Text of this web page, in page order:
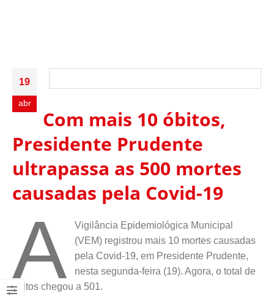
19
abr
Com mais 10 óbitos,
Presidente Prudente
ultrapassa as 500 mortes
causadas pela Covid-19
A
Vigilância Epidemiológica Municipal
(VEM) registrou mais 10 mortes causadas
pela Covid-19, em Presidente Prudente,
nesta segunda-feira (19). Agora, o total de
óbitos chegou a 501.